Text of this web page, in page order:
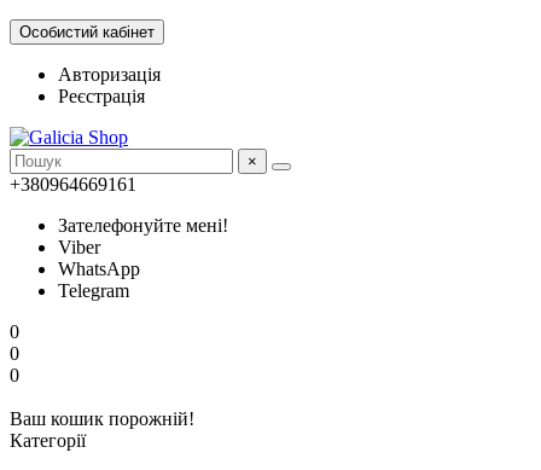
Особистий кабінет
Авторизація
Реєстрація
×
+380964669161
Зателефонуйте мені!
Viber
WhatsApp
Telegram
0
0
0
Ваш кошик порожній!
Категорії